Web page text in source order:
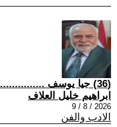
(36) جيا يوسف ................نبع بعيد الغور
ابراهيم خليل العلاف
2026 / 8 / 9
الادب والفن